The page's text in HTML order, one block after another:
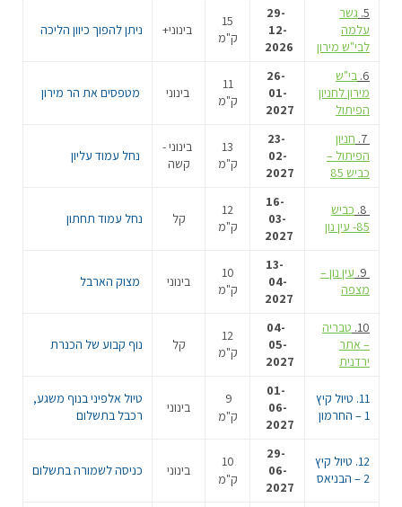
5. גשר
עלמה
לבי"ש מירון
29-
12-
2026
15
ק"מ
בינוני+ ניתן להפוך כיוון הליכה
6. בי"ש
מירון לחניון
הפיתול
26-
01-
2027
11
ק"מ
בינוני מטפסים את הר מירון
חניון
הפיתול –
כביש 85
23-
02-
2027
13
ק"מ
בינוני -
קשה
נחל עמוד עליון
כביש
85- עין נון
16-
03-
2027
12
ק"מ
קל נחל עמוד תחתון
עין נון –
מצפה
13-
04-
2027
10
ק"מ
בינוני מצוק הארבל
10. טבריה
– אתר
ירדנית
04-
05-
2027
12
ק"מ
קל נוף קבוע של הכנרת
11. טיול קיץ
1 – החרמון
01-
06-
2027
ק"מ
בינוני
טיול אלפיני בנוף משגע,
רכבל בתשלום
12. טיול קיץ
2 – הבניאס
29-
06-
2027
10
ק"מ
בינוני כניסה לשמורה בתשלום